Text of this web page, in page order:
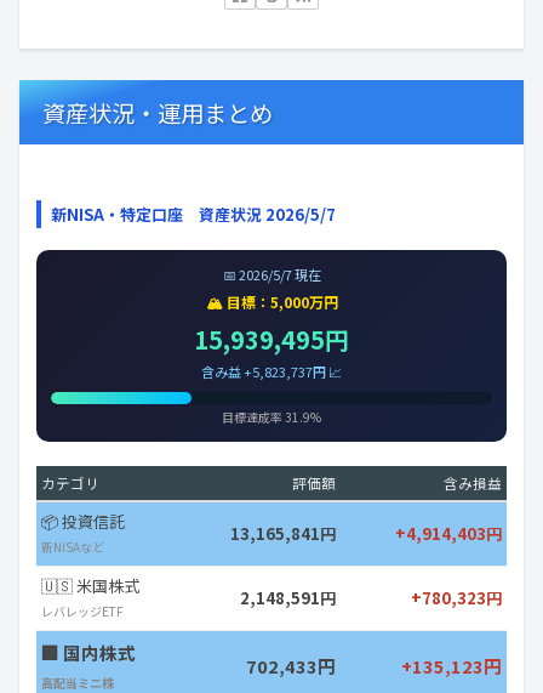
資産状況・運用まとめ
新NISA・特定口座 資産状況 2026/5/7
📅 2026/5/7 現在
🏔️ 目標：5,000万円
15,939,495円
含み益 +5,823,737円 📈
目標達成率 31.9%
カテゴリ 評価額 含み損益
📦 投資信託
新NISAなど
13,165,841円 +4,914,403円
🇺🇸 米国株式
レバレッジETF
2,148,591円 +780,323円
🏢 国内株式
高配当ミニ株
702,433円 +135,123円